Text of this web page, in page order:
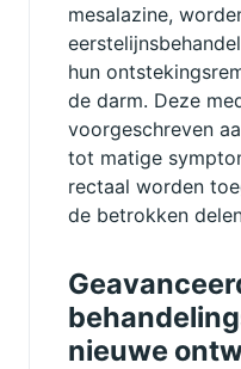
mesalazine,
hun
de darm. Deze
voorgeschreven
tot matige
rectaal worden
de betrokken
nieuwe